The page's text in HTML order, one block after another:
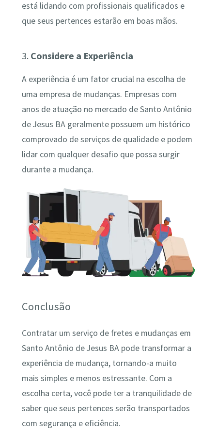
está lidando com profissionais qualificados e
que seus pertences estarão em boas mãos.
3. Considere a Experiência
A experiência é um fator crucial na escolha de
uma empresa de mudanças. Empresas com
anos de atuação no mercado de Santo Antônio
de Jesus BA geralmente possuem um histórico
comprovado de serviços de qualidade e podem
lidar com qualquer desafio que possa surgir
durante a mudança.
Conclusão
Contratar um serviço de fretes e mudanças em
Santo Antônio de Jesus BA pode transformar a
experiência de mudança, tornando-a muito
mais simples e menos estressante. Com a
escolha certa, você pode ter a tranquilidade de
saber que seus pertences serão transportados
com segurança e eficiência.